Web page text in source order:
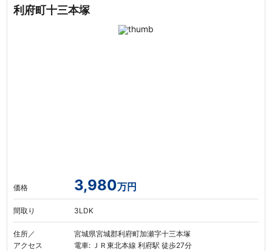
利府町十三本塚
価格 3,980万円
間取り 3LDK
住所／
アクセス
宮城県宮城郡利府町加瀬字十三本塚
電車: ＪＲ東北本線 利府駅 徒歩27分